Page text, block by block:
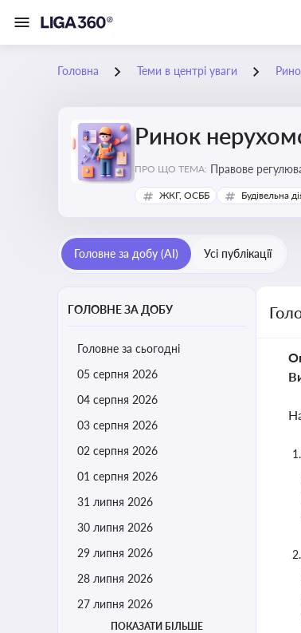
Головна Теми в центрі уваги
Ринок
ПРО ЩО ТЕМА: Правове
об’єктів майна
ЖКГ, ОСББ Будівельна
Головне за добу (AI) Усі публікації
ГОЛОВНЕ ЗА ДОБУ
Головне за сьогодні
05 серпня 2026
04 серпня 2026
03 серпня 2026
02 серпня 2026
01 серпня 2026
31 липня 2026
30 липня 2026
29 липня 2026
28 липня 2026
27 липня 2026
ПОКАЗАТИ БІЛЬШЕ